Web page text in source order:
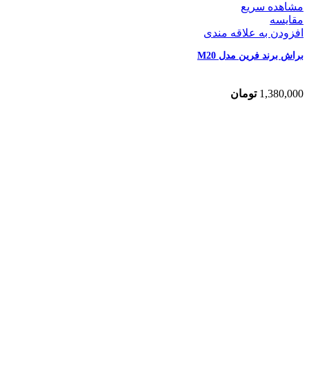
مشاهده سریع
مقایسه
افزودن به علاقه مندی
براش برند فرین مدل M20
1,380,000 تومان